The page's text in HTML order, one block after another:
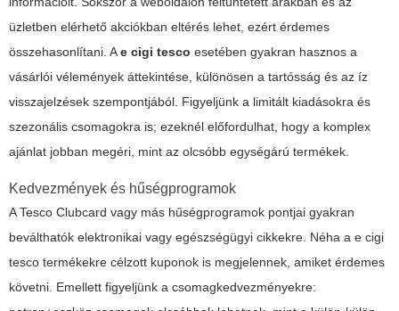
üzletben elérhető akciókban eltérés lehet, ezért érdemes
összehasonlítani. Ae cigi tesco esetében gyakran hasznos a
vásárlói vélemények áttekintése, különösen a tartósság és az íz
visszajelzések szempontjából. Figyeljünk a limitált kiadásokra és
szezonális csomagokra is; ezeknél előfordulhat, hogy a komplex
ajánlat jobban megéri, mint az olcsóbb egységárú termékek.
Kedvezmények és hűségprogramok
A Tesco Clubcard vagy más hűségprogramok pontjai gyakran
beválthatók elektronikai vagy egészségügyi cikkekre. Néha a e cigi
tesco termékekre célzott kuponok is megjelennek, amiket érdemes
követni. Emellett figyeljünk a csomagkedvezményekre: